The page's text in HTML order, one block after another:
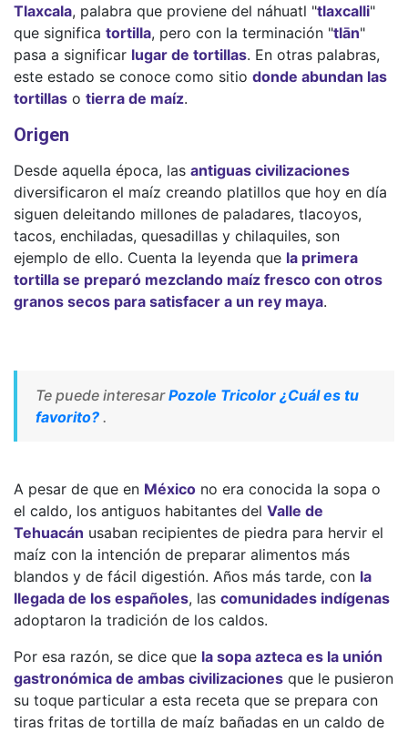
Tlaxcala, palabra que proviene del náhuatl "tlaxcalli"
que significa tortilla, pero con la terminación "tlān"
pasa a significar lugar de tortillas. En otras palabras,
este estado se conoce como sitio donde abundan las
tortillas o tierra de maíz.
Origen
Desde aquella época, las antiguas civilizaciones
diversificaron el maíz creando platillos que hoy en día
siguen deleitando millones de paladares, tlacoyos,
tacos, enchiladas, quesadillas y chilaquiles, son
ejemplo de ello. Cuenta la leyenda que la primera
tortilla se preparó mezclando maíz fresco con otros
granos secos para satisfacer a un rey maya.
Te puede interesarPozole Tricolor ¿Cuál es tu
favorito? .
A pesar de que en México no era conocida la sopa o
el caldo, los antiguos habitantes del Valle de
Tehuacán usaban recipientes de piedra para hervir el
maíz con la intención de preparar alimentos más
blandos y de fácil digestión. Años más tarde, con la
llegada de los españoles, las comunidades indígenas
adoptaron la tradición de los caldos.
Por esa razón, se dice que la sopa azteca es la unión
gastronómica de ambas civilizaciones que le pusieron
su toque particular a esta receta que se prepara con
tiras fritas de tortilla de maíz bañadas en un caldo de